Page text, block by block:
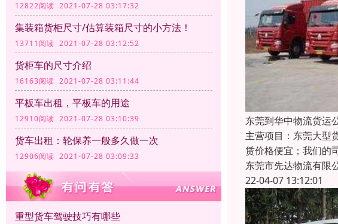
12822阅读 2021-07-28 03:17:32
集装箱货柜尺寸/估算装箱尺寸的小方法！
13711阅读 2021-07-28 03:12:52
货柜车的尺寸介绍
16163阅读 2021-07-28 03:11:44
平板车出租，平板车的用途
12910阅读 2021-07-28 03:10:39
货车出租：轮保养一般多久做一次
12906阅读 2021-07-28 03:09:33
重型货车驾驶技巧有哪些
东莞到华中物流货运
主营项目：东莞大型
赁价格便宜；我们的
东莞市先达物流有限
22-04-07 13:12:01